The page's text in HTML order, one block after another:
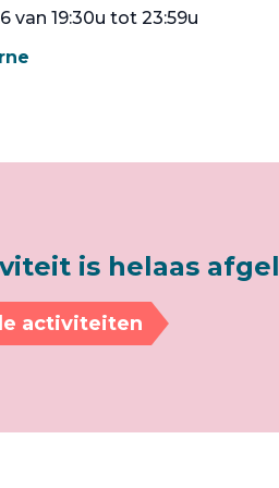
van 19:30u tot 23:59u
is helaas
activiteiten